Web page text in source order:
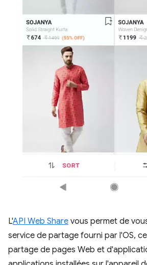
L'API Web Share vous permet de
service de partage fourni par l'OS,
partage de pages Web et